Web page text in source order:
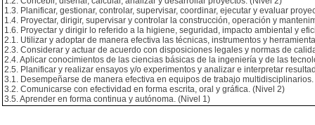
1.3. Planificar, gestionar, controlar, supervisar, coordinar, ejecutar y evaluar
1.4. Proyectar, dirigir, supervisar y controlar la construcción, operación y
1.6. Proyectar y dirigir lo referido a la higiene, seguridad, impacto ambiental y
2.1. Utilizar y adoptar de manera efectiva las técnicas, instrumentos y
2.3. Considerar y actuar de acuerdo con disposiciones legales y normas de
2.4. Aplicar conocimientos de las ciencias básicas de la ingeniería y de las
2.5. Planificar y realizar ensayos y/o experimentos y analizar e interpretar
3.1. Desempeñarse de manera efectiva en equipos de trabajo
3.2. Comunicarse con efectividad en forma escrita, oral y gráfica. (Nivel 2)
3.5. Aprender en forma continua y autónoma. (Nivel 1)